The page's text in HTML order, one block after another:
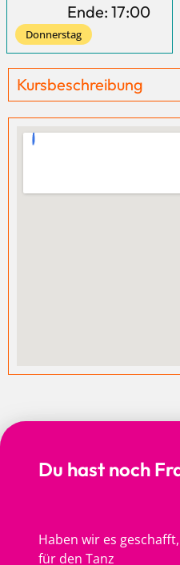
Ende: 17:00
Donnerstag
Kursbeschreibung
Du hast noch
Haben wir es
für den Tanz